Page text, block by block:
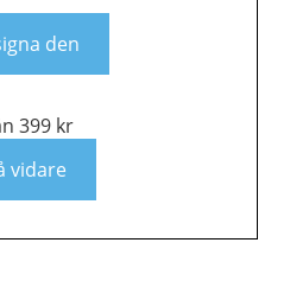
den
399 kr
vidare